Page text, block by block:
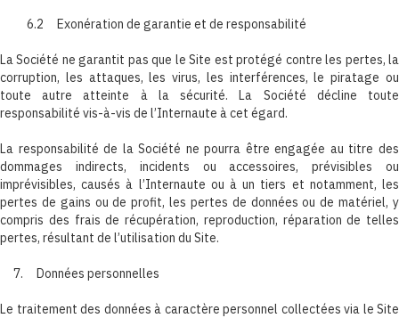
6.2 Exonération de garantie et de responsabilité
La Société ne garantit pas que le Site est protégé contre les pertes, la
corruption, les attaques, les virus, les interférences, le piratage ou
toute autre atteinte à la sécurité. La Société décline toute
responsabilité vis-à-vis de l’Internaute à cet égard.
La responsabilité de la Société ne pourra être engagée au titre des
dommages indirects, incidents ou accessoires, prévisibles ou
imprévisibles, causés à l’Internaute ou à un tiers et notamment, les
pertes de gains ou de profit, les pertes de données ou de matériel, y
compris des frais de récupération, reproduction, réparation de telles
pertes, résultant de l’utilisation du Site.
7. Données personnelles
Le traitement des données à caractère personnel collectées via le Site